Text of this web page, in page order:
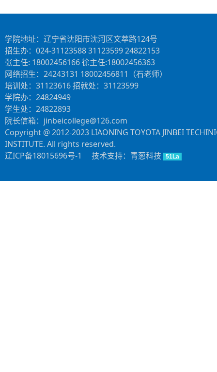
学院地址：辽宁省沈阳市沈河区文萃路124号
招生办：024-31123588 31123599 24822153
张主任: 18002456166 徐主任:18002456363
网络招生：24243131 18002456811（石老师）
培训处：31123616 招就处：31123599
学院办：24824949
学生处：24822893
院长信箱：jinbeicollege@126.com
Copyright @ 2012-2023 LIAONING TOYOTA JINBEI
INSTITUTE. All rights reserved.
辽ICP备18015696号-1
技术支持：青葱科技 51La